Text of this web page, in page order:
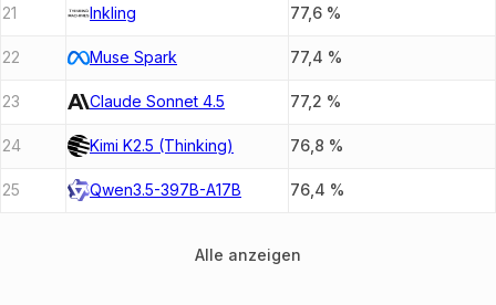
21 Inkling 77,6 %
22 Muse Spark 77,4 %
23 Claude Sonnet 4.5 77,2 %
24 Kimi K2.5 (Thinking) 76,8 %
25 Qwen3.5-397B-A17B 76,4 %
Alle anzeigen